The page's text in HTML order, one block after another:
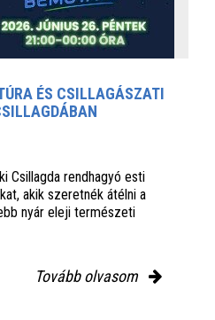
ÉS CSILLAGÁSZATI
Csillagda rendhagyó esti
akik szeretnék átélni a
nyár eleji természeti
Tovább olvasom